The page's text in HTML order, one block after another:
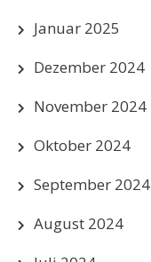
Januar 2025
Dezember 2024
November 2024
Oktober 2024
September 2024
August 2024